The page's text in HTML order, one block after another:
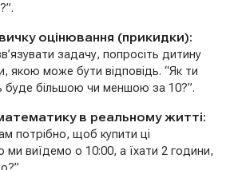
оцінювання (прикидки):
задачу, попросіть дитину
якою може бути відповідь. “Як ти
буде більшою чи меншою за 10?”.
в реальному житті:
потрібно, щоб купити ці
ми виїдемо о 10:00, а їхати 2 години,